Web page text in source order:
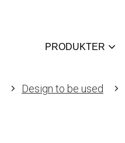
PRODUKTER
Design to be used